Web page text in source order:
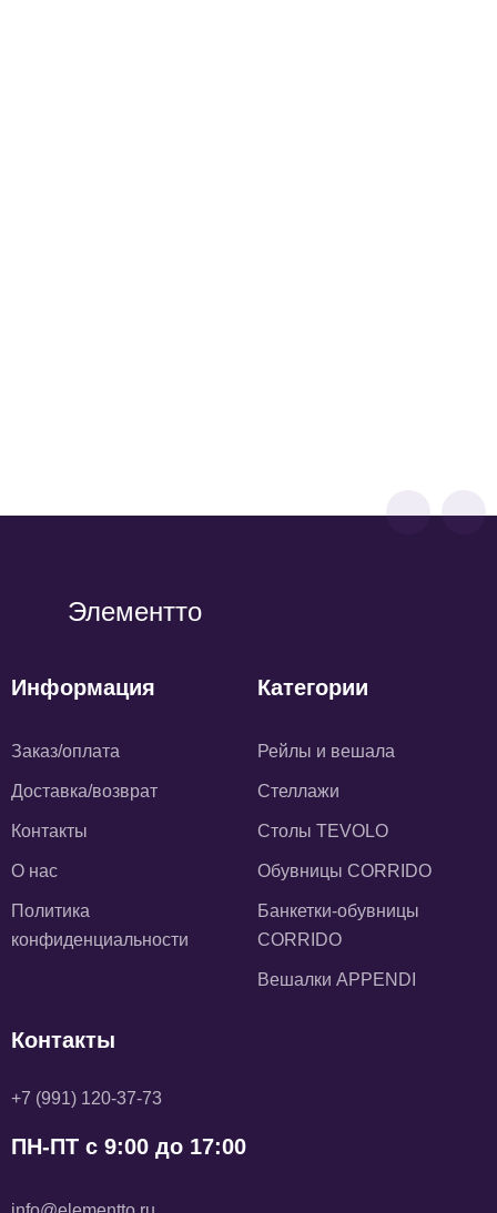
Элементто
Информация
Заказ/оплата
Доставка/возврат
Контакты
О нас
Политика
конфиденциальности
Категории
Рейлы и вешала
Стеллажи
Столы TEVOLO
Обувницы CORRIDO
Банкетки-обувницы
CORRIDO
Вешалки APPENDI
Контакты
+7 (991) 120-37-73
ПН-ПТ с 9:00 до 17:00